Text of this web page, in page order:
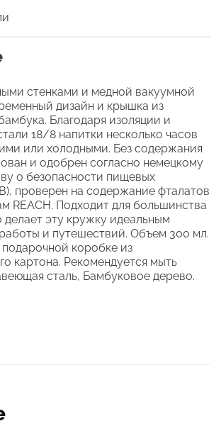
стенками и медной вакуумной
дизайн и крышка из
Благодаря изоляции и
18/8 напитки несколько часов
или холодными. Без содержания
и одобрен согласно немецкому
о безопасности пищевых
проверен на содержание фталатов
REACH. Подходит для большинства
эту кружку идеальным
и путешествий. Объем 300 мл.
подарочной коробке из
картона. Рекомендуется мыть
сталь, Бамбуковое дерево.